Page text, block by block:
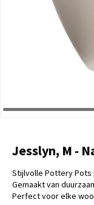
Jesslyn, M -
Stijlvolle Pottery Pots
Gemaakt van
Perfect voor elke